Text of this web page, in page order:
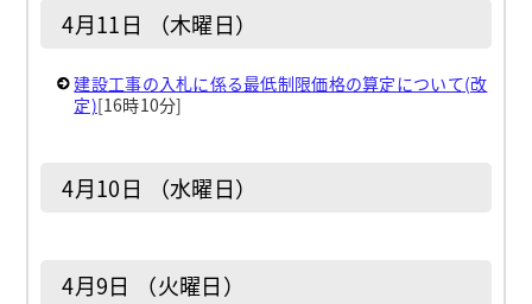
4月11日 （木曜日）
建設工事の入札に係る最低制限価格の算定について(改
定)[16時10分]
4月10日 （水曜日）
4月9日 （火曜日）